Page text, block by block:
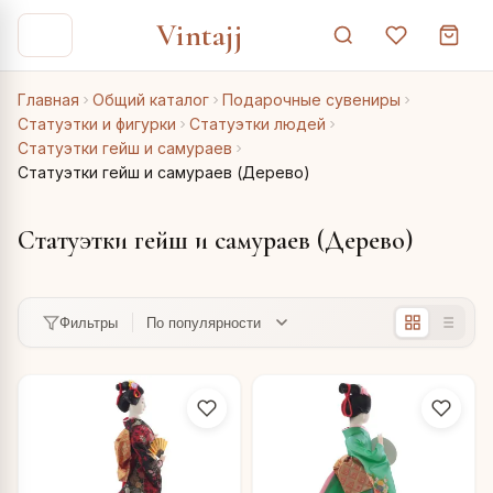
Vintajj
Главная Общий каталог
Подарочные сувениры
Статуэтки и фигурки
Статуэтки людей
Статуэтки гейш и самураев
Статуэтки гейш и самураев (Дерево)
Статуэтки гейш и самураев (Дерево)
Фильтры